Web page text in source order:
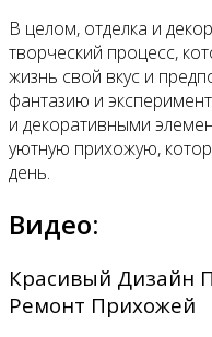
В целом, отделка и
творческий процесс,
жизнь свой вкус и
фантазию и
и декоративными
уютную прихожую,
день.
Видео:
Красивый Дизайн
Ремонт Прихожей